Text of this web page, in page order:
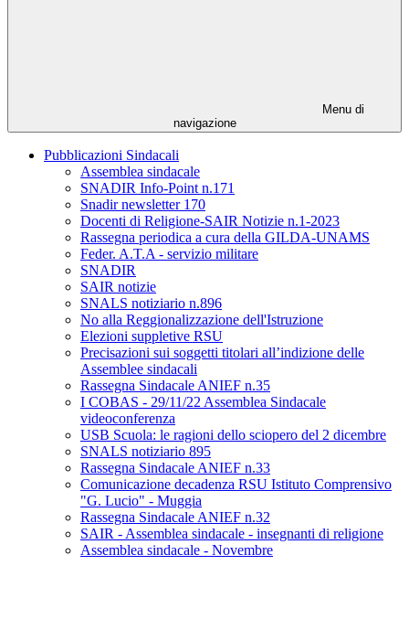
Menu di
navigazione
Pubblicazioni Sindacali
Assemblea sindacale
SNADIR Info-Point n.171
Snadir newsletter 170
Docenti di Religione-SAIR Notizie n.1-2023
Rassegna periodica a cura della GILDA-UNAMS
Feder. A.T.A - servizio militare
SNADIR
SAIR notizie
SNALS notiziario n.896
No alla Reggionalizzazione dell'Istruzione
Elezioni suppletive RSU
Precisazioni sui soggetti titolari all’indizione delle
Assemblee sindacali
Rassegna Sindacale ANIEF n.35
I COBAS - 29/11/22 Assemblea Sindacale
videoconferenza
USB Scuola: le ragioni dello sciopero del 2 dicembre
SNALS notiziario 895
Rassegna Sindacale ANIEF n.33
Comunicazione decadenza RSU Istituto Comprensivo
"G. Lucio" - Muggia
Rassegna Sindacale ANIEF n.32
SAIR - Assemblea sindacale - insegnanti di religione
Assemblea sindacale - Novembre